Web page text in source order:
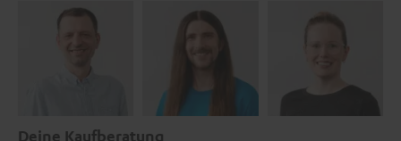
Deine Kaufberatung